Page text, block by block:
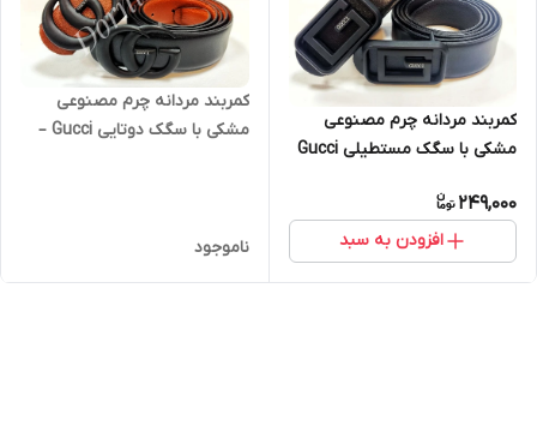
کمربند مردانه چرم مصنوعی
مشکی با سگک مستطیلی Gucci
249,000
افزودن به سبد
کمربند مردانه چرم مصنوعی
مشکی با سگک دوتایی Gucci –
ناموجود